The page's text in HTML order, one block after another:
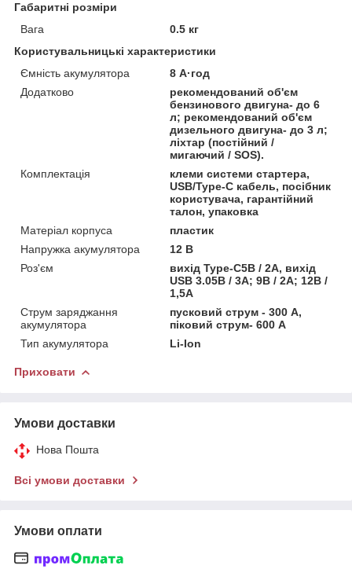
Габаритні розміри
Вага
0.5 кг
Користувальницькі характеристики
Ємність акумулятора
8 А·год
Додатково
рекомендований об'єм
бензинового двигуна- до 6
л; рекомендований об'єм
дизельного двигуна- до 3 л;
ліхтар (постійний /
мигаючий / SOS).
Комплектація
клеми системи стартера,
USB/Type-C кабель, посібник
користувача, гарантійний
талон, упаковка
Матеріал корпуса
пластик
Напружка акумулятора
12 В
Роз'єм
вихід Type-C5В / 2А, вихід
USB 3.05В / 3А; 9В / 2А; 12В /
1,5А
Струм заряджання
акумулятора
пусковий струм - 300 А,
піковий струм- 600 А
Тип акумулятора
Li-Ion
Приховати
Умови доставки
Нова Пошта
Всі умови доставки
Умови оплати